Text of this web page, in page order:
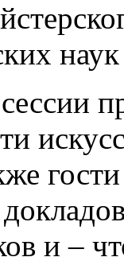
и –